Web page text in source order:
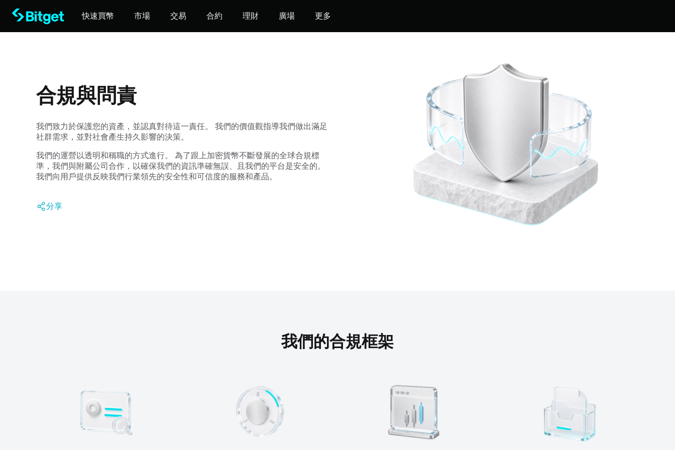
快速買幣 市場 交易 合約 理財 廣場 更多
合規與問責
我們致力於保護您的資產，並認真對待這一責任。 我們的價值觀指導我們做出滿足
社群需求，並對社會產生持久影響的決策。
我們的運營以透明和稱職的方式進行。 為了跟上加密貨幣不斷發展的全球合規標
準，我們與附屬公司合作，以確保我們的資訊準確無誤、且我們的平台是安全的。
我們向用戶提供反映我們行業領先的安全性和可信度的服務和產品。
分享
我們的合規框架